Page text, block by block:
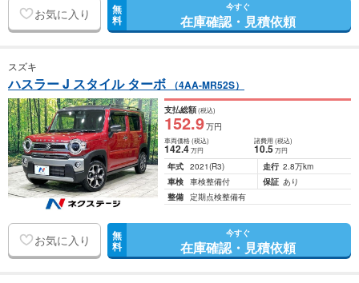
お気に入り 無
料
今すぐ
在庫確認・見積依頼
スズキ
ハスラー J スタイル ターボ （4AA-MR52S）
支払総額(税込)
152.9万円
車両価格(税込)
142.4万円
諸費用 (税込)
10.5 万円
年式 2021(R3) 走行 2.8万km
車検 車検整備付 保証 あり
整備 定期点検整備有
お気に入り 無
料
今すぐ
在庫確認・見積依頼